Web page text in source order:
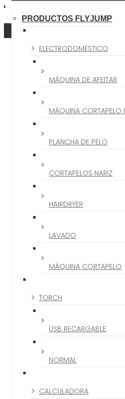
PRODUCTOS FLYJUMP
ELECTRODOMÉSTICO
MÁQUINA DE AFEITAR
MÁQUINA CORTAPELO
PLANCHA DE PELO
CORTAPELOS NARIZ
HAIRDRYER
LAVADO
MÁQUINA CORTAPELO
TORCH
USB RECARGABLE
NORMAL
CALCULADORA